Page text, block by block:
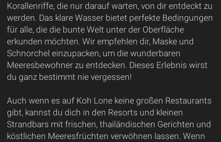
Korallenriffe, die nur darauf warten, von dir entdeckt zu
werden. Das klare Wasser bietet perfekte Bedingungen
für alle, die die bunte Welt unter der Oberfläche
erkunden möchten. Wir empfehlen dir, Maske und
Schnorchel einzupacken, um die wunderbaren
Meeresbewohner zu entdecken. Dieses Erlebnis wirst
du ganz bestimmt nie vergessen!
Auch wenn es auf Koh Lone keine großen Restaurants
gibt, kannst du dich in den Resorts und kleinen
Strandbars mit frischen, thailändischen Gerichten und
köstlichen Meeresfrüchten verwöhnen lassen. Wenn